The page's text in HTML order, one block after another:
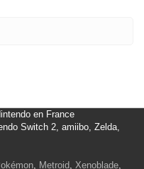
en France
Switch 2, amiibo, Zelda,
, Metroid, Xenoblade,